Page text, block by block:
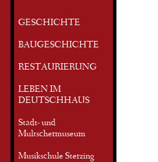
GESCHICHTE
BAUGESCHICHTE
RESTAURIERUNG
LEBEN IM
DEUTSCHHAUS
Stadt- und
Multschermuseum
Musikschule Sterzing